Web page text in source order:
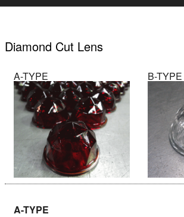
Diamond Cut Lens
A-TYPE B-TYPE
A-TYPE